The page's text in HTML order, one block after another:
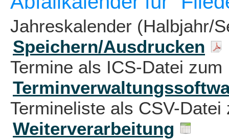
Jahreskalender (Halbjahr/
Speichern/Ausdrucken
Termine als ICS-Datei zum
Termineliste als CSV-
Weiterverarbeitung